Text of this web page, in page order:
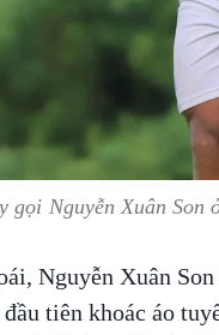
gọi Nguyễn Xuân
Nguyễn Xuân
tiên khoác áo